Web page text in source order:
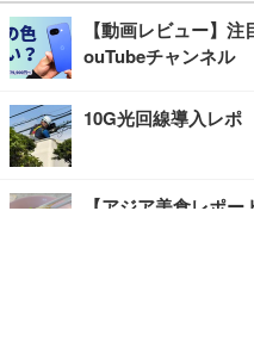
【動画レビュー】
ouTubeチャンネル
10G光回線導入レポ
【アジア美食レポ